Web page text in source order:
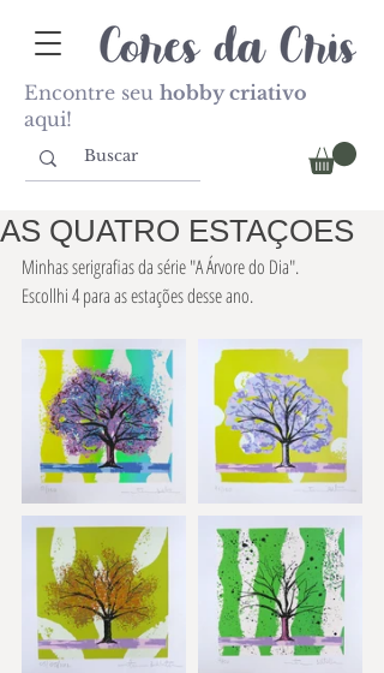
Encontre seu hobby criativo
aqui!
AS QUATRO ESTAÇOES
Minhas serigrafias da série "A Árvore do Dia".
Escollhi 4 para as estações desse ano.